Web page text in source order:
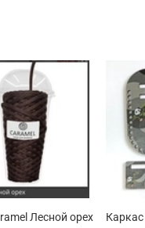
Лесной орех